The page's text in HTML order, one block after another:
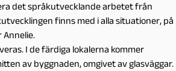
det språkutvecklande arbetet från
finns med i alla situationer, på
Annelie.
I de färdiga lokalerna kommer
av byggnaden, omgivet av glasväggar.